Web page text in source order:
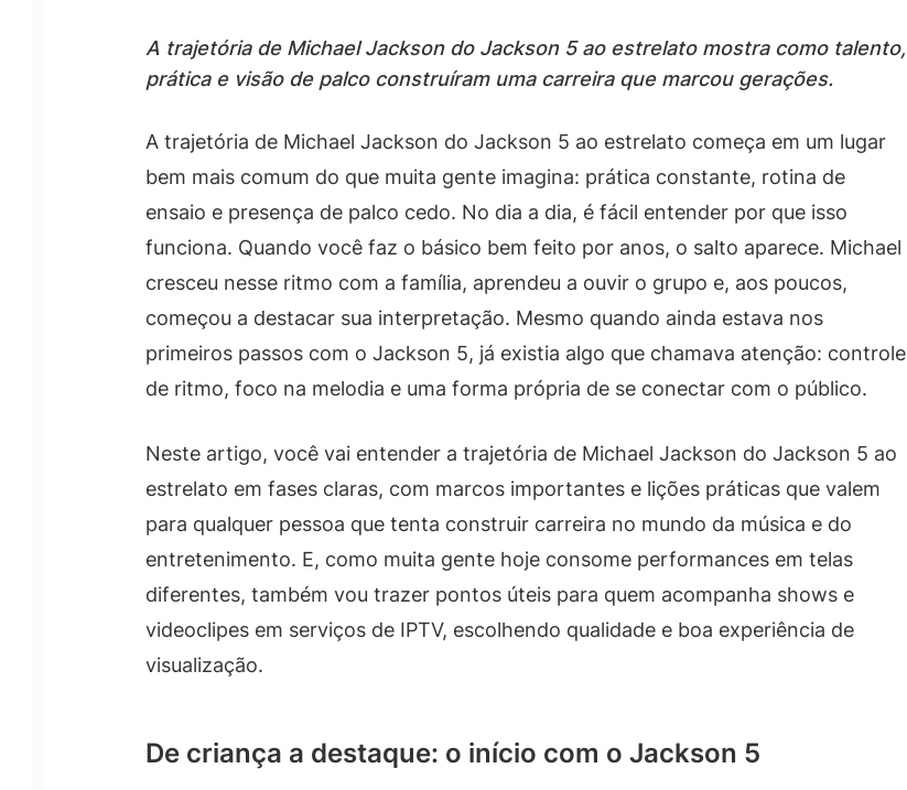
A trajetória de Michael Jackson do Jackson 5 ao estrelato mostra como talento,
prática e visão de palco construíram uma carreira que marcou gerações.
A trajetória de Michael Jackson do Jackson 5 ao estrelato começa em um lugar
bem mais comum do que muita gente imagina: prática constante, rotina de
ensaio e presença de palco cedo. No dia a dia, é fácil entender por que isso
funciona. Quando você faz o básico bem feito por anos, o salto aparece. Michael
cresceu nesse ritmo com a família, aprendeu a ouvir o grupo e, aos poucos,
começou a destacar sua interpretação. Mesmo quando ainda estava nos
primeiros passos com o Jackson 5, já existia algo que chamava atenção: controle
de ritmo, foco na melodia e uma forma própria de se conectar com o público.
Neste artigo, você vai entender a trajetória de Michael Jackson do Jackson 5 ao
estrelato em fases claras, com marcos importantes e lições práticas que valem
para qualquer pessoa que tenta construir carreira no mundo da música e do
entretenimento. E, como muita gente hoje consome performances em telas
diferentes, também vou trazer pontos úteis para quem acompanha shows e
videoclipes em serviços de IPTV, escolhendo qualidade e boa experiência de
visualização.
De criança a destaque: o início com o Jackson 5